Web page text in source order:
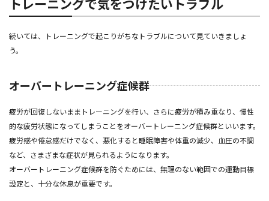
続いては、トレーニングで起こりがちなトラブルについて見ていきましょ
う。
オーバートレーニング症候群
疲労が回復しないままトレーニングを行い、さらに疲労が積み重なり、慢性
的な疲労状態になってしまうことをオーバートレーニング症候群といいます。
疲労感や倦怠感だけでなく、悪化すると睡眠障害や体重の減少、血圧の不調
など、さまざまな症状が見られるようになります。
オーバートレーニング症候群を防ぐためには、無理のない範囲での運動目標
設定と、十分な休息が重要です。